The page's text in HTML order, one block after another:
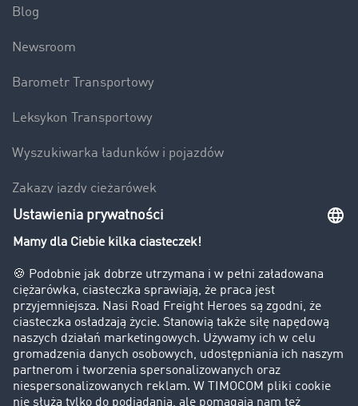
Blog
Newsroom
Barometr Transportowy
Leksykon Transportowy
Wyszukiwarka ładunków i pojazdów
Zakazy jazdy ciężarówek
Bezpieczeństwo
Firma
Historie sukcesu
Klienci pozyskują nowych klientów
Informacje prawne